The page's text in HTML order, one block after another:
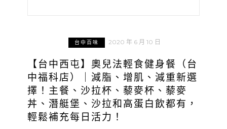
台中百味 2020 年 6 月 10 日
【台中西屯】奧兒法輕食健身餐（台
中福科店）｜減脂、增肌、減重新選
擇！主餐、沙拉杯、藜麥杯、藜麥
丼、潛艇堡、沙拉和高蛋白飲都有，
輕鬆補充每日活力！